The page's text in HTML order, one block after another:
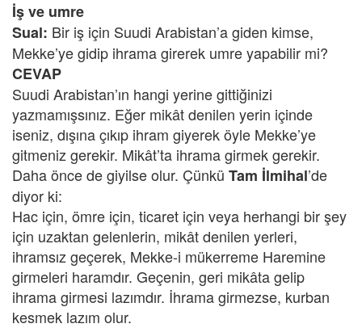
İş ve umre
Sual: Bir iş için Suudi Arabistan’a giden kimse,
Mekke’ye gidip ihrama girerek umre yapabilir mi?
CEVAP
Suudi Arabistan’ın hangi yerine gittiğinizi
yazmamışsınız. Eğer mikât denilen yerin içinde
iseniz, dışına çıkıp ihram giyerek öyle Mekke’ye
gitmeniz gerekir. Mikât’ta ihrama girmek gerekir.
Daha önce de giyilse olur. Çünkü Tam İlmihal’de
diyor ki:
Hac için, ömre için, ticaret için veya herhangi bir şey
için uzaktan gelenlerin, mikât denilen yerleri,
ihramsız geçerek, Mekke-i mükerreme Haremine
girmeleri haramdır. Geçenin, geri mikâta gelip
ihrama girmesi lazımdır. İhrama girmezse, kurban
kesmek lazım olur.